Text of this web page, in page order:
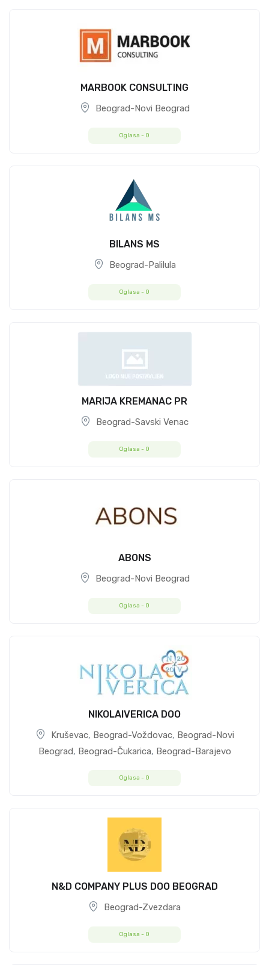
MARBOOK CONSULTING
Beograd-Novi Beograd
Oglasa - 0
BILANS MS
Beograd-Palilula
Oglasa - 0
MARIJA KREMANAC PR
Beograd-Savski Venac
Oglasa - 0
ABONS
Beograd-Novi Beograd
Oglasa - 0
NIKOLAIVERICA DOO
Kruševac, Beograd-Voždovac, Beograd-Novi
Beograd, Beograd-Čukarica, Beograd-Barajevo
Oglasa - 0
N&D COMPANY PLUS DOO BEOGRAD
Beograd-Zvezdara
Oglasa - 0